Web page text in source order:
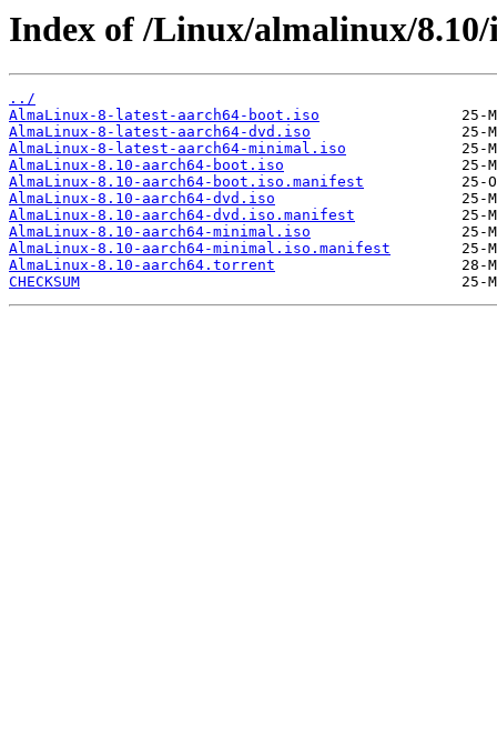
Index of /Linux/almalinux/8.10/
../
AlmaLinux-8-latest-aarch64-boot.iso
AlmaLinux-8-latest-aarch64-dvd.iso
AlmaLinux-8-latest-aarch64-minimal.iso
AlmaLinux-8.10-aarch64-boot.iso
AlmaLinux-8.10-aarch64-boot.iso.manifest
AlmaLinux-8.10-aarch64-dvd.iso
AlmaLinux-8.10-aarch64-dvd.iso.manifest
AlmaLinux-8.10-aarch64-minimal.iso
AlmaLinux-8.10-aarch64-minimal.iso.manifest
AlmaLinux-8.10-aarch64.torrent
CHECKSUM